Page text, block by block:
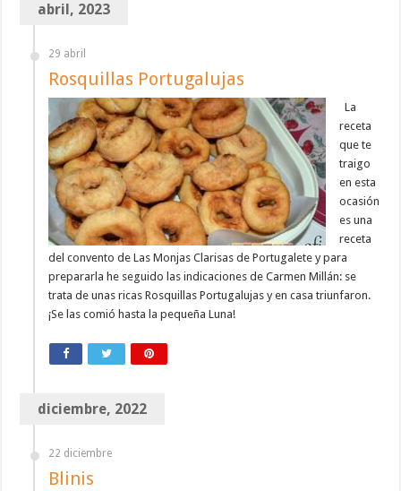
abril, 2023
29 abril
Rosquillas Portugalujas
La
receta
que te
traigo
en esta
ocasión
es una
receta
del convento de Las Monjas Clarisas de Portugalete y para
prepararla he seguido las indicaciones de Carmen Millán: se
trata de unas ricas Rosquillas Portugalujas y en casa triunfaron.
¡Se las comió hasta la pequeña Luna!
diciembre, 2022
22 diciembre
Blinis